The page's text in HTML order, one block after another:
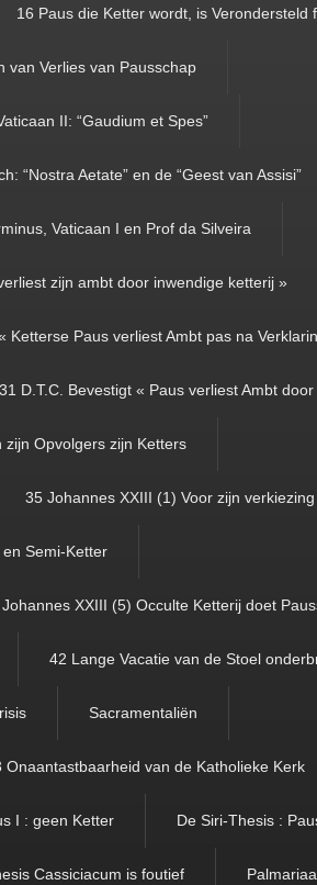
16 Paus die Ketter wordt, is Verondersteld
van Verlies van Pausschap
II: “Gaudium et Spes”
“Nostra Aetate” en de “Geest van Assisi”
Vaticaan I en Prof da Silveira
zijn ambt door inwendige ketterij »
Ketterse Paus verliest Ambt pas na
31 D.T.C. Bevestigt « Paus verliest Ambt
zijn Opvolgers zijn Ketters
35 Johannes XXIII (1) Voor zijn
Semi-Ketter
XXIII (5) Occulte Ketterij doet
42 Lange Vacatie van de Stoel
Sacramentaliën
Onaantastbaarheid van de Katholieke Kerk
I : geen Ketter De Siri-Thesis :
Cassiciacum is foutief